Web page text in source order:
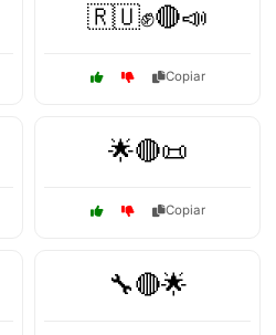
🇷🇺✊🔴📣
Copiar
🌟🔴📜
Copiar
🔧🔴🌟